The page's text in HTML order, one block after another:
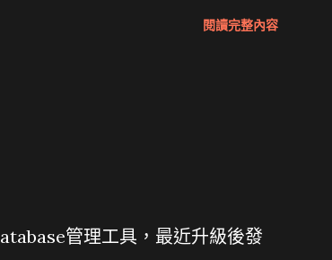
閱讀完整內容
管理工具，最近升級後發